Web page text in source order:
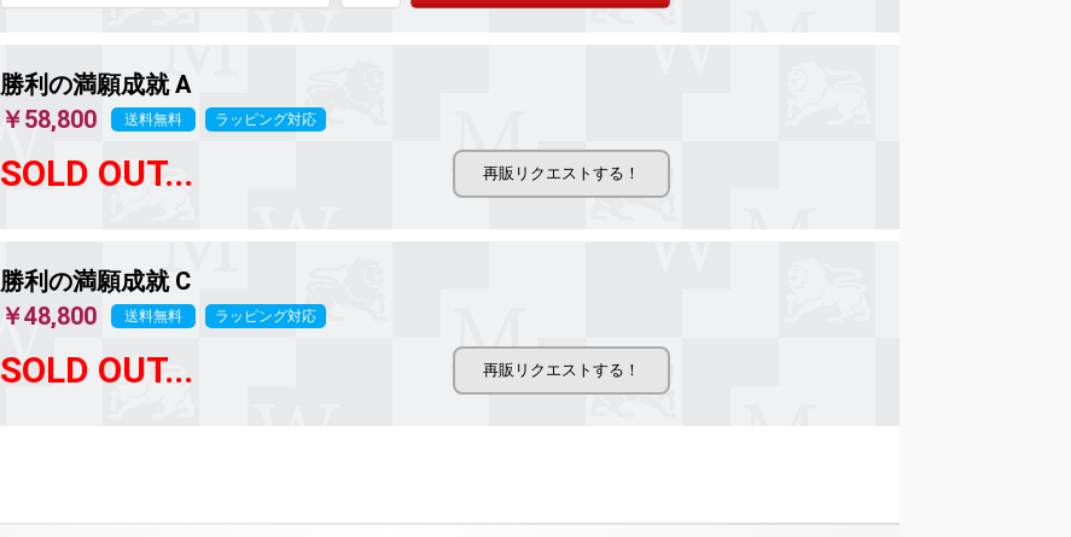
勝利の満願成就A
￥58,800
送料無料 ラッピング対応
SOLD OUT...
勝利の満願成就C
￥48,800
送料無料 ラッピング対応
SOLD OUT...